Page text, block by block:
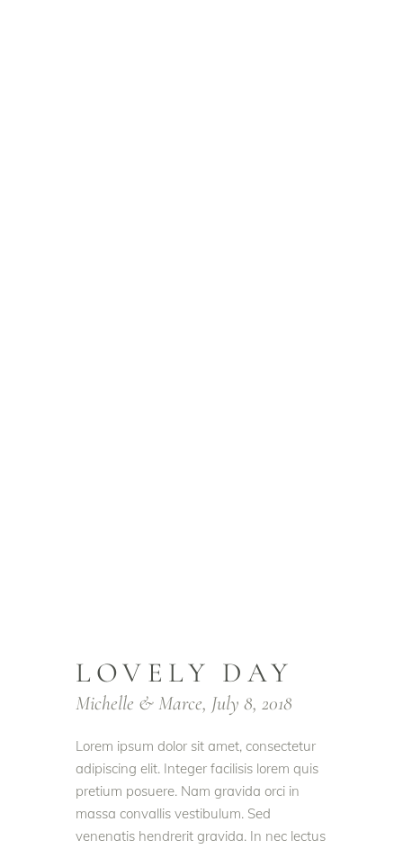
LOVELY DAY
Michelle & Marce, July 8, 2018
Lorem ipsum dolor sit amet, consectetur
adipiscing elit. Integer facilisis lorem quis
pretium posuere. Nam gravida orci in
massa convallis vestibulum. Sed
venenatis hendrerit gravida. In nec lectus